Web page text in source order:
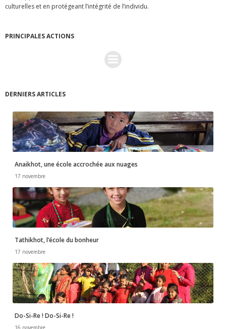
culturelles et en protégeant l’intégrité de l’individu.
PRINCIPALES ACTIONS
DERNIERS ARTICLES
Anaikhot, une école accrochée aux nuages
17 novembre
Tathikhot, l’école du bonheur
17 novembre
Do-Si-Re ! Do-Si-Re !
16 novembre